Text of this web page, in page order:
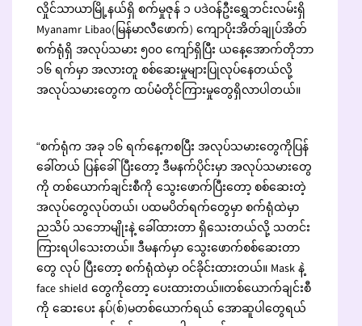
လှိုင်သာယာမြို့နယ်ရှိ စက်မှုဇုန် ၁ ပဒဲဝန်ဦးရွှေဘင်းလမ်းရှိ
Myanamr Libao(မြန်မာလီဖောက်) ကျောပိုးအိတ်ချုပ်အိတ်
စက်ရုံရှိ အလုပ်သမား ၅၀၀ ကျော်ရှိပြီး ယနေ့အောက်တိုဘာ
၁၆ ရက်မှာ အလားတူ စစ်ဆေးမှုများပြုလုပ်နေတယ်လို့
အလုပ်သမားတွေက ထပ်မံတိုင်ကြားမှုတွေရှိလာပါတယ်။
“စက်ရုံက အခု ၁၆ ရက်နေ့ကစပြီး အလုပ်သမားတွေကိုပြန်
ခေါ်တယ် ပြန်ခေါ်ပြီးတော့ ဒီမနက်ပိုင်းမှာ အလုပ်သမားတွေ
ကို တစ်ယောက်ချင်းစီကို သွေးဖောက်ပြီးတော့ စစ်ဆေးတဲ့
အလုပ်တွေလုပ်တယ်၊ ပထမပိတ်ရက်တွေမှာ စက်ရုံထဲမှာ
ညသိပ် သဘောမျိုးနဲ့ ခေါ်ထားတာ ရှိသေးတယ်လို့ သတင်း
ကြားရပါသေးတယ်။ ဒီမနက်မှာ သွေးဖောက်စစ်ဆေးတာ
တွေ လုပ် ပြီးတော့ စက်ရုံထဲမှာ ဝင်ခိုင်းထားတယ်။ Mask နဲ့
face shield တွေကိုတော့ ပေးထားတယ်။တစ်ယောက်ချင်းစီ
ကို ဆေးပေး နပ်(စ်)မတစ်ယောက်ရယ် အောဆူပါတွေရယ်